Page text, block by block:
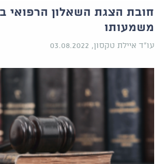
חובת הצגת השאלון הרפואי
משמעותו
עו"ד איילת טקסון, 03.08.2022